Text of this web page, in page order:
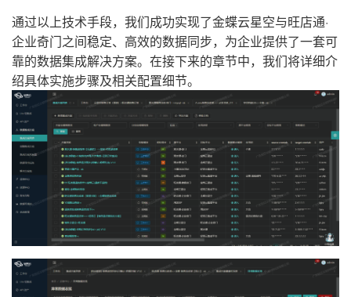
通过以上技术手段，我们成功实现了金蝶云星空与旺店通·
企业奇门之间稳定、高效的数据同步，为企业提供了一套可
靠的数据集成解决方案。在接下来的章节中，我们将详细介
绍具体实施步骤及相关配置细节。